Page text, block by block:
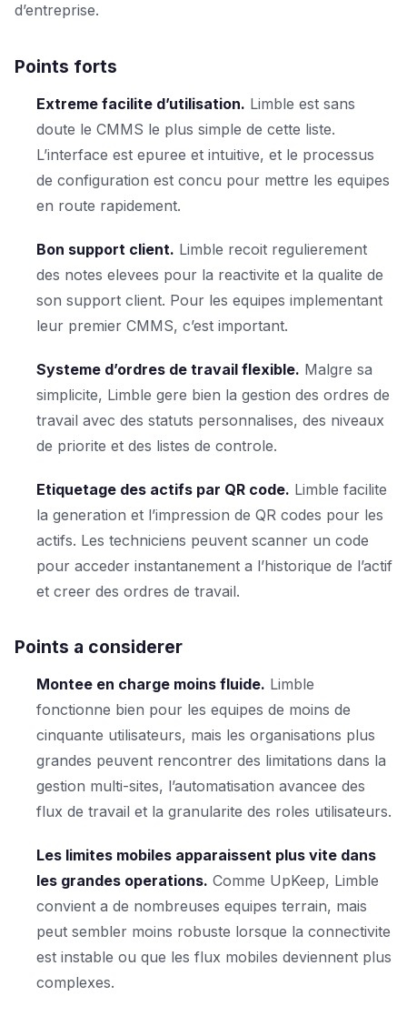
d’entreprise.
Points forts
Extreme facilite d’utilisation. Limble est sans
doute le CMMS le plus simple de cette liste.
L’interface est epuree et intuitive, et le processus
de configuration est concu pour mettre les equipes
en route rapidement.
Bon support client. Limble recoit regulierement
des notes elevees pour la reactivite et la qualite de
son support client. Pour les equipes implementant
leur premier CMMS, c’est important.
Systeme d’ordres de travail flexible. Malgre sa
simplicite, Limble gere bien la gestion des ordres de
travail avec des statuts personnalises, des niveaux
de priorite et des listes de controle.
Etiquetage des actifs par QR code. Limble facilite
la generation et l’impression de QR codes pour les
actifs. Les techniciens peuvent scanner un code
pour acceder instantanement a l’historique de l’actif
et creer des ordres de travail.
Points a considerer
Montee en charge moins fluide. Limble
fonctionne bien pour les equipes de moins de
cinquante utilisateurs, mais les organisations plus
grandes peuvent rencontrer des limitations dans la
gestion multi-sites, l’automatisation avancee des
flux de travail et la granularite des roles utilisateurs.
Les limites mobiles apparaissent plus vite dans
les grandes operations. Comme UpKeep, Limble
convient a de nombreuses equipes terrain, mais
peut sembler moins robuste lorsque la connectivite
est instable ou que les flux mobiles deviennent plus
complexes.